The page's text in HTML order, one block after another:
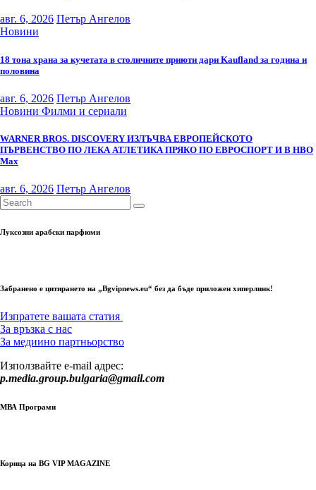
авг. 6, 2026 Петър Ангелов
Новини
18 тона храна за кучетата в столичните приюти дари Kaufland за година и
половина
авг. 6, 2026 Петър Ангелов
Новини Филми и сериали
WARNER BROS. DISCOVERY ИЗЛЪЧВА ЕВРОПЕЙСКОТО
ПЪРВЕНСТВО ПО ЛЕКА АТЛЕТИКА ПРЯКО ПО ЕВРОСПОРТ И В НВО
Мах
авг. 6, 2026 Петър Ангелов
Луксозни арабски парфюми
Забранено е цитирането на „Bgvipnews.eu“ без да бъде приложен хиперлинк!
Изпратете вашата статия
За връзка с нас
За медиино партньорство
Използвайте e-mail адрес:
p.media.group.bulgaria@gmail.com
МВА Програми
Корица на BG VIP MAGAZINE